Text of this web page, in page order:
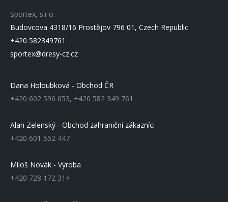
Sportex, s.r.o.
Budovcova 4318/16 Prostějov 796 01, Czech Republic
+420 582349761
sportex@dresy-cz.cz
Dana Holoubková - Obchod ČR
+420 602 596 653, +420 582 349 761
Alan Zelenský - Obchod zahraniční zákazníci
+420 601 552 447
Miloš Novák - Výroba
+420 728 172 314